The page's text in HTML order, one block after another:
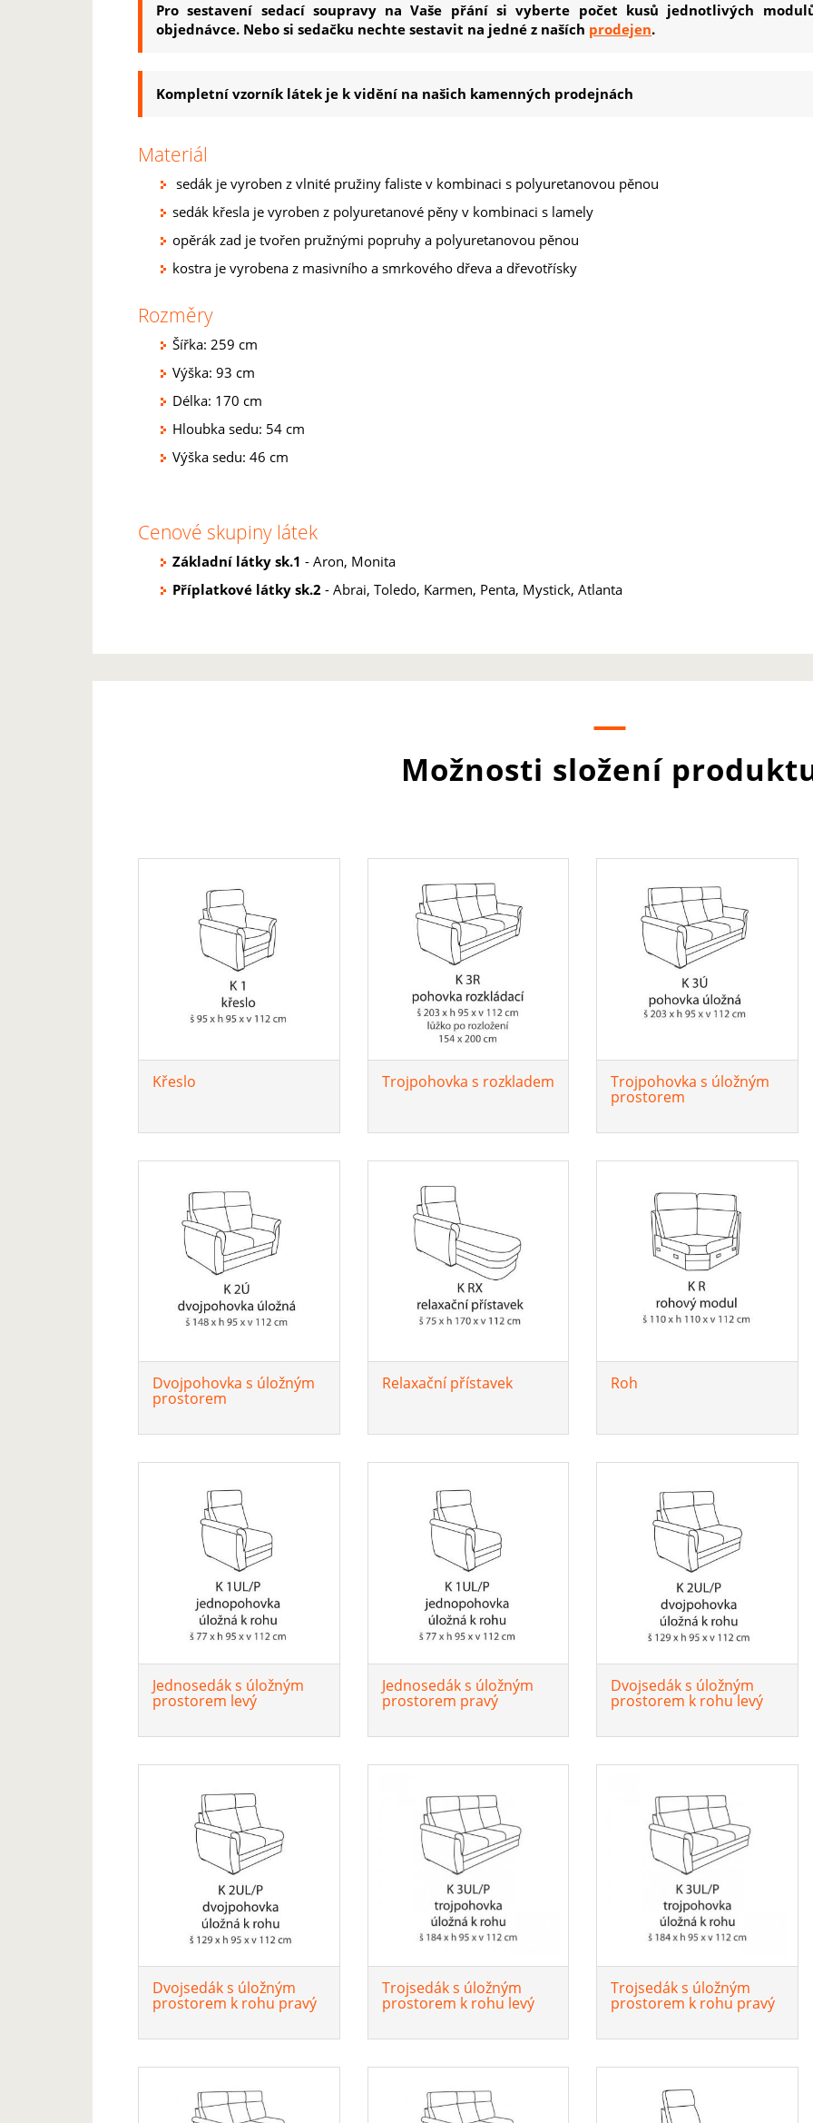
Pro sestavení sedací soupravy na Vaše přání si vyberte počet kusů jednotlivých
objednávce. Nebo si sedačku nechte sestavit na jedné z naších prodejen.
Kompletní vzorník látek je k vidění na našich kamenných prodejnách
Materiál
sedák je vyroben z vlnité pružiny faliste v kombinaci s polyuretanovou pěnou
sedák křesla je vyroben z polyuretanové pěny v kombinaci s lamely
opěrák zad je tvořen pružnými popruhy a polyuretanovou pěnou
kostra je vyrobena z masivního a smrkového dřeva a dřevotřísky
Rozměry
Šířka: 259 cm
Výška: 93 cm
Délka: 170 cm
Hloubka sedu: 54 cm
Výška sedu: 46 cm
Cenové skupiny látek
Základní látky sk.1 - Aron, Monita
Příplatkové látky sk.2 - Abrai, Toledo, Karmen, Penta, Mystick, Atlanta
Možnosti složení
Křeslo Trojpohovka s rozkladem Trojpohovka s úložným
prostorem
Dvojpohovka s úložným
prostorem
Relaxační přístavek Roh
Jednosedák s úložným
prostorem levý
Jednosedák s úložným
prostorem pravý
Dvojsedák s úložným
prostorem k rohu levý
Dvojsedák s úložným
prostorem k rohu pravý
Trojsedák s úložným
prostorem k rohu levý
Trojsedák s úložným
prostorem k rohu pravý